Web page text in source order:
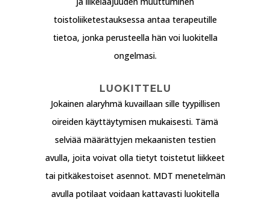
toistoliiketestauksessa antaa terapeutille
tietoa, jonka perusteella hän voi luokitella
ongelmasi.
LUOKITTELU
Jokainen alaryhmä kuvaillaan sille tyypillisen
oireiden käyttäytymisen mukaisesti. Tämä
selviää määrättyjen mekaanisten testien
avulla, joita voivat olla tietyt toistetut liikkeet
tai pitkäkestoiset asennot. MDT menetelmän
avulla potilaat voidaan kattavasti luokitella